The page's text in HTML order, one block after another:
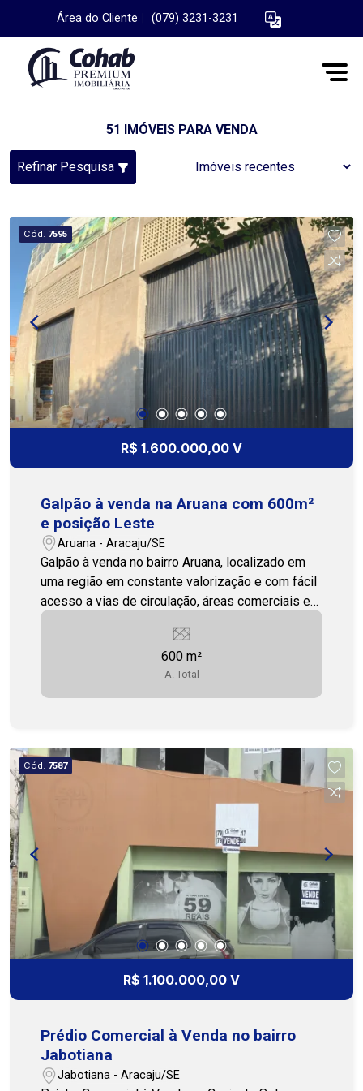
Área do Cliente (079) 3231-3231
51 IMÓVEIS PARA VENDA
Refinar Pesquisa
Cód. 7595
R$ 1.600.000,00 V
Galpão à venda na Aruana com 600m²
e posição Leste
Aruana - Aracaju/SE
Galpão à venda no bairro Aruana, localizado em
uma região em constante valorização e com fácil
acesso a vias de circulação, áreas comerciais e
pontos estratégicos da cidade. A localização
favorece empresas que buscam praticidade para
logística, armazenamento, distribuição ou
funcionamento de atividades comerciais. Com
600m², o imóvel oferece uma área ampla e
espaço pode ser adaptado para depósito, centro
de distribuição, oficina, operação comercial,
estoque ou outras atividades que demandem
posição solar Leste, o galpão conta com melhor
aproveitamento da iluminação natural no período
da manhã, contribuindo para um ambiente mais
agradável ao longo do dia. Uma oportunidade para
quem busca investir ou instalar sua empresa em
uma região de fácil acesso, com espaço amplo e
potencial para diferentes segmentos. Agende
uma visita com nossos especialistas. Cohab
Premium Imobiliária - PJ 208 (79) 3231-3231 /
600 m²
A. Total
Cód. 7587
R$ 1.100.000,00 V
Prédio Comercial à Venda no bairro
Jabotiana
Jabotiana - Aracaju/SE